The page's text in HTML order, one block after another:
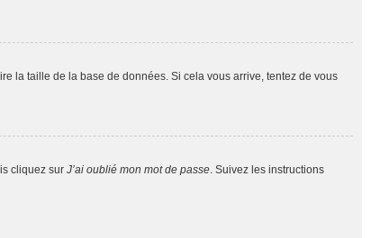
la taille de la base de données. Si cela vous arrive, tentez de vous
cliquez sur J’ai oublié mon mot de passe. Suivez les instructions